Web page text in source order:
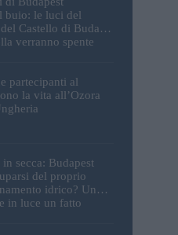
buio: le luci del
Castello di Buda e
verranno spente
partecipanti al
la vita all’Ozora
secca: Budapest
del proprio
idrico? Un
in luce un fatto